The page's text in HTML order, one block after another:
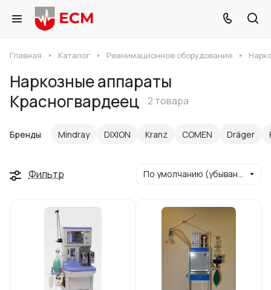
Главная Каталог Реанимационное оборудование
Наркозные аппараты
Красногвардеец
2 товара
Бренды Mindray DIXION Kranz COMEN Dräger
Фильтр По умолчанию (убывание)